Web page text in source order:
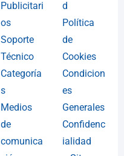
Publicitari
os
Soporte
Técnico
Categoría
s
Medios
de
comunica
d
Política
de
Cookies
Condicion
es
Generales
Confidenc
ialidad